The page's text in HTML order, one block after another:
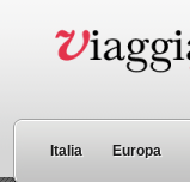
Italia Europa